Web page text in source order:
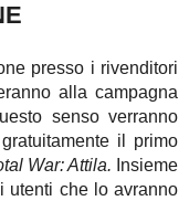
presso i rivenditori
alla campagna
senso verranno
il primo
War: Attila. Insieme
utenti che lo avranno